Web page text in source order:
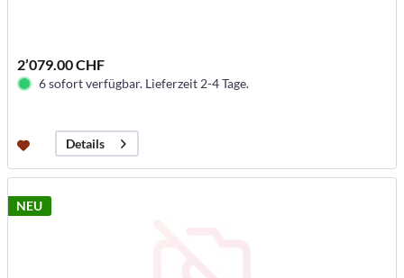
2’079.00 CHF
6 sofort verfügbar. Lieferzeit 2-4 Tage.
Details
NEU